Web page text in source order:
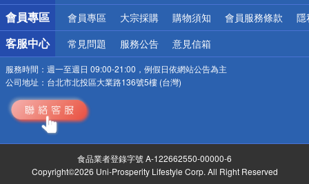
會員專區 會員專區 大宗採購 購物須知 會員服務條款 隱
客服中心 常見問題 服務公告 意見信箱
服務時間： 週一至週日 09:00-21:00，例假日依網站公告為主
公司地址： 台北市北投區大業路136號5樓 (台灣)
食品業者登錄字號 A-122662550-00000-6
Copyright©2026 Uni-Prosperity Lifestyle Corp. All Right Reserved